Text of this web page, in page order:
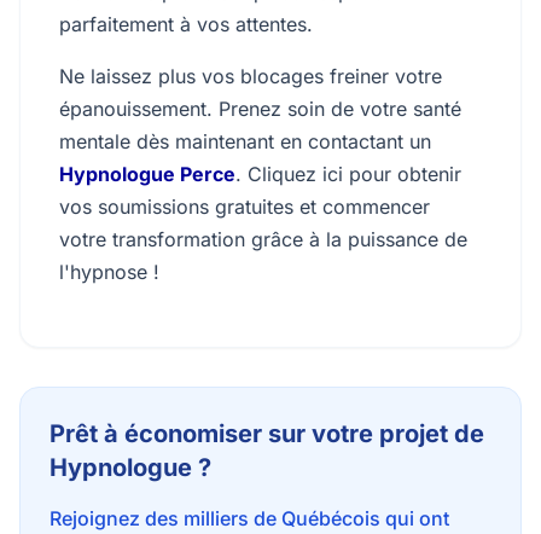
parfaitement à vos attentes.
Ne laissez plus vos blocages freiner votre
épanouissement. Prenez soin de votre santé
mentale dès maintenant en contactant un
Hypnologue Perce. Cliquez ici pour obtenir
vos soumissions gratuites et commencer
votre transformation grâce à la puissance de
l'hypnose !
Prêt à économiser sur votre projet de
Hypnologue ?
Rejoignez des milliers de Québécois qui ont